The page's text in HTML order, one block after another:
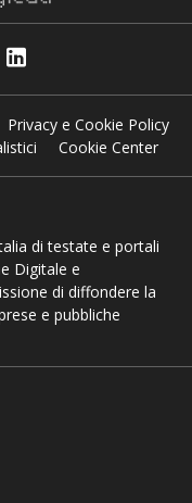
Privacy e Cookie Policy
Cookie Center
di testate e portali
Digitale e
di diffondere la
e pubbliche